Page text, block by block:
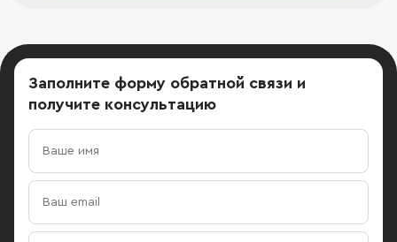
Заполните форму обратной связи и
получите консультацию